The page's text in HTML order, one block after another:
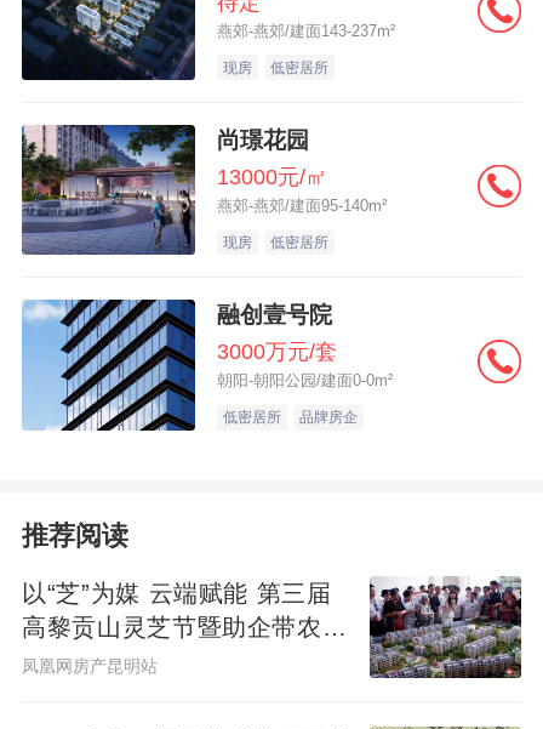
燕郊-燕郊/建面143-237m²
现房 低密居所
尚璟花园
13000元/㎡
燕郊-燕郊/建面95-140m²
现房 低密居所
融创壹号院
3000万元/套
朝阳-朝阳公园/建面0-0m²
低密居所 品牌房企
推荐阅读
以“芝”为媒 云端赋能 第三届
高黎贡山灵芝节暨助企带农短
视频大赛启幕
凤凰网房产昆明站